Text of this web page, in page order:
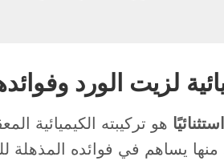
لزيت الورد
يساهم في فوائده المذهلة